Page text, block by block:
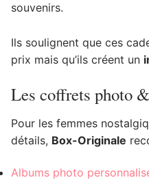
souvenirs.
Ils soulignent que ces
prix mais qu’ils créent un
Les coffrets photo
Pour les femmes
détails, Box-Originale
Albums photo